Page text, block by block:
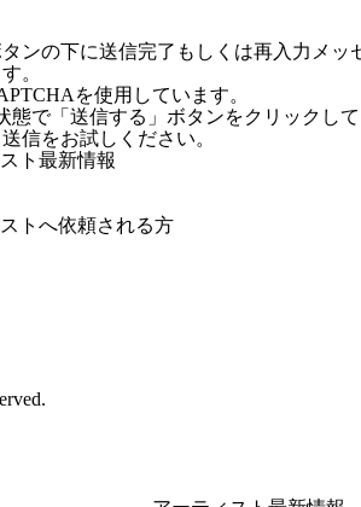
ンの下に送信完了もしくは再入力メッ
。
を使用しています。
で「送信する」ボタンをクリックし
信をお試しください。
ト最新情報
トへ依頼される方